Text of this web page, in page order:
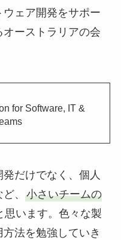
ェア開発をサポー
オーストラリアの会
for Software, IT &
だけでなく、個人
、 小さいチームの
思います。色々な製
法を勉強していき